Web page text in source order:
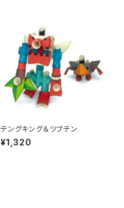
テングキング＆ツブテン
¥1,320